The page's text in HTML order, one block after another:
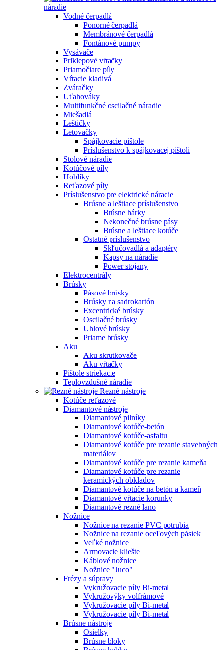
náradie
Vodné čerpadlá
Ponorné čerpadlá
Membránové čerpadlá
Fontánové pumpy
Vysávače
Príklepové vŕtačky
Priamočiare píly
Vŕtacie kladivá
Zváračky
Uťahováky
Multifunkčné oscilačné náradie
Miešadlá
Leštičky
Letovačky
Spájkovacie pištole
Príslušenstvo k spájkovacej pištoli
Stolové náradie
Kotúčové píly
Hoblíky
Reťazové píly
Príslušenstvo pre elektrické náradie
Brúsne a leštiace príslušenstvo
Brúsne hárky
Nekonečné brúsne pásy
Brúsne a leštiace kotúče
Ostatné príslušenstvo
Skľučovadlá a adaptéry
Kapsy na náradie
Power stojany
Elektrocentrály
Brúsky
Pásové brúsky
Brúsky na sadrokartón
Excentrické brúsky
Oscilačné brúsky
Uhlové brúsky
Priame brúsky
Aku
Aku skrutkovače
Aku vŕtačky
Pištole striekacie
Teplovzdušné náradie
Rezné nástroje
Kotúče reťazové
Diamantové nástroje
Diamantové pilníky
Diamantové kotúče-betón
Diamantové kotúče-asfaltu
Diamantové kotúče pre rezanie stavebných
materiálov
Diamantové kotúče pre rezanie kameňa
Diamantové kotúče pre rezanie
keramických obkladov
Diamantové kotúče na betón a kameň
Diamantové vŕtacie korunky
Diamantové rezné lano
Nožnice
Nožnice na rezanie PVC potrubia
Nožnice na rezanie oceľových pásiek
Veľké nožnice
Armovacie kliešte
Káblové nožnice
Nožnice "Juco"
Frézy a súpravy
Vykružovacie píly Bi-metal
Vykružovýky volfrámové
Vykružovacie píly Bi-metal
Vykružovacie píly Bi-metal
Brúsne nástroje
Osielky
Brúsne bloky